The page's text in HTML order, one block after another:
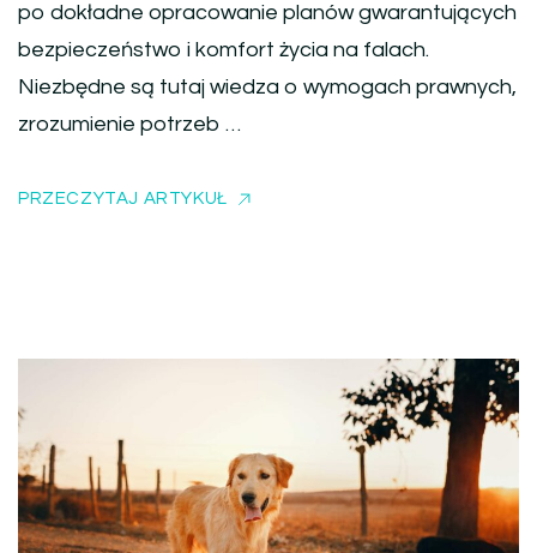
po dokładne opracowanie planów gwarantujących
bezpieczeństwo i komfort życia na falach.
Niezbędne są tutaj wiedza o wymogach prawnych,
zrozumienie potrzeb …
PRZECZYTAJ ARTYKUŁ